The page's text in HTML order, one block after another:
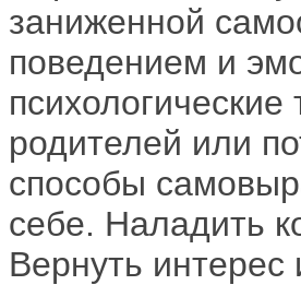
заниженной
поведением и
родителей или
способы
себе. Наладить
Вернуть